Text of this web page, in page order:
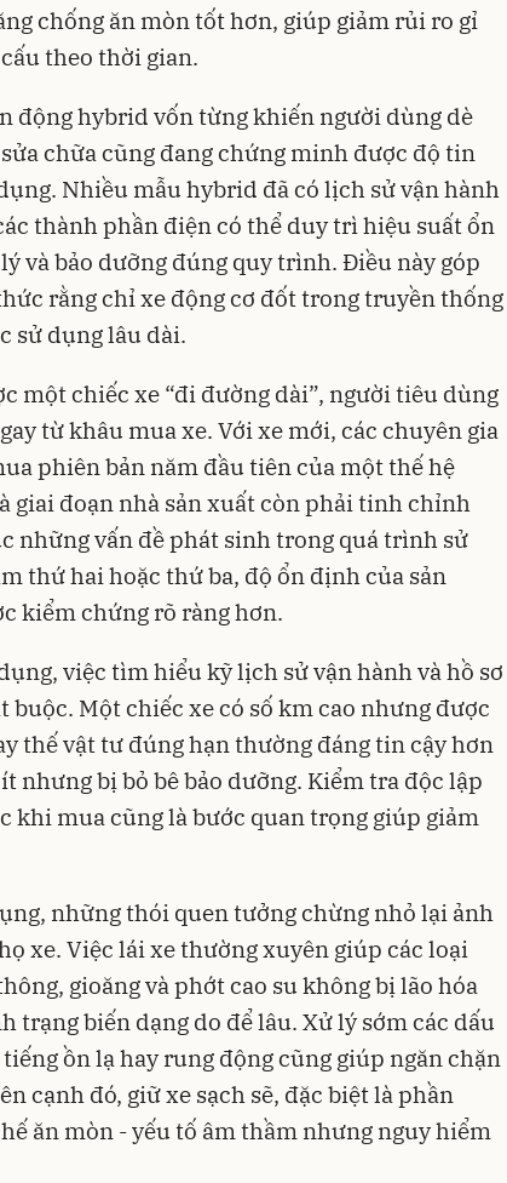
chống ăn mòn tốt hơn, giúp giảm rủi ro gỉ
theo thời gian.
động hybrid vốn từng khiến người dùng dè
chữa cũng đang chứng minh được độ tin
Nhiều mẫu hybrid đã có lịch sử vận hành
thành phần điện có thể duy trì hiệu suất ổn
và bảo dưỡng đúng quy trình. Điều này góp
rằng chỉ xe động cơ đốt trong truyền thống
sử dụng lâu dài.
một chiếc xe “đi đường dài”, người tiêu dùng
từ khâu mua xe. Với xe mới, các chuyên gia
phiên bản năm đầu tiên của một thế hệ
giai đoạn nhà sản xuất còn phải tinh chỉnh
những vấn đề phát sinh trong quá trình sử
thứ hai hoặc thứ ba, độ ổn định của sản
kiểm chứng rõ ràng hơn.
việc tìm hiểu kỹ lịch sử vận hành và hồ sơ
buộc. Một chiếc xe có số km cao nhưng được
thế vật tư đúng hạn thường đáng tin cậy hơn
nhưng bị bỏ bê bảo dưỡng. Kiểm tra độc lập
khi mua cũng là bước quan trọng giúp giảm
những thói quen tưởng chừng nhỏ lại ảnh
xe. Việc lái xe thường xuyên giúp các loại
gioăng và phớt cao su không bị lão hóa
trạng biến dạng do để lâu. Xử lý sớm các dấu
ồn lạ hay rung động cũng giúp ngăn chặn
cạnh đó, giữ xe sạch sẽ, đặc biệt là phần
ăn mòn - yếu tố âm thầm nhưng nguy hiểm